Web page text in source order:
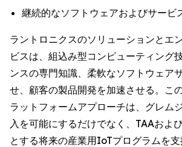
継続的なソフトウェアおよびサービ
ラントロニクスのソリューションとエ
ビスは、組込み型コンピューティング
ンスの専門知識、柔軟なソフトウェア
せ、顧客の製品開発を加速させる。こ
ラットフォームアプローチは、グレム
入を可能にするだけでなく、TAAおよ
とする将来の産業用IoTプログラムを